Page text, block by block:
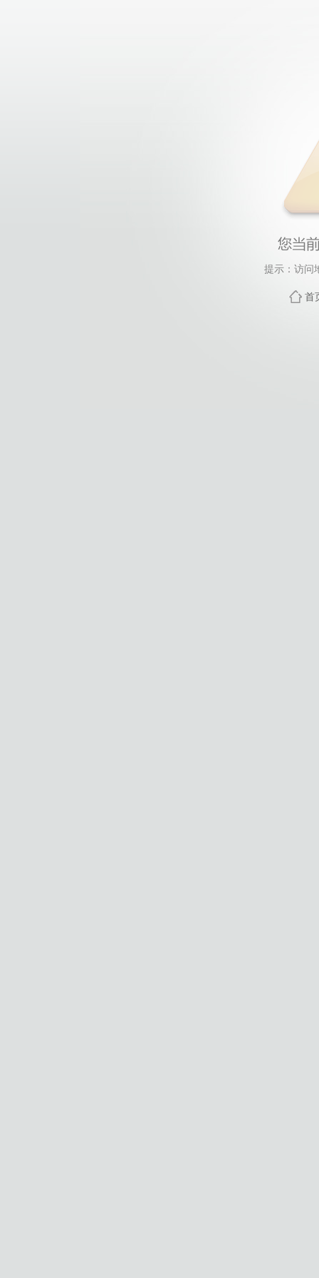
提示：访问
首